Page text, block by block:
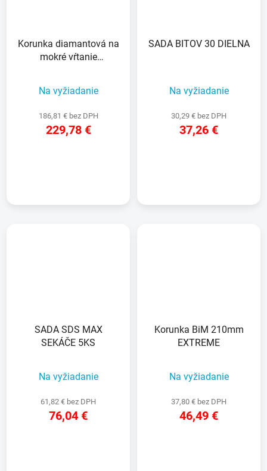
Korunka diamantová na
mokré vŕtanie
Na vyžiadanie
186,81 € bez DPH
229,78 €
SADA BITOV 30 DIELNA
Na vyžiadanie
30,29 € bez DPH
37,26 €
SADA SDS MAX
SEKÁČE 5KS
Na vyžiadanie
61,82 € bez DPH
76,04 €
Korunka BiM 210mm
EXTREME
Na vyžiadanie
37,80 € bez DPH
46,49 €